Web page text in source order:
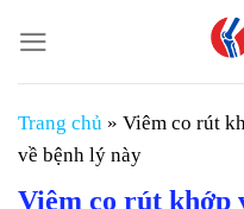
đến
nội
dung
Trang chủ » Viêm co rút
về bệnh lý này
Viêm co rút khớp